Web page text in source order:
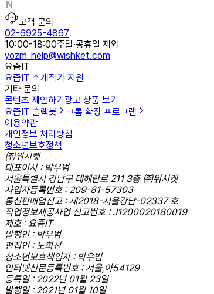
고객 문의
02-6925-4867
10:00-18:00주말·공휴일 제외
yozm_help@wishket.com
요즘IT
요즘IT 소개작가 지원
기타 문의
콘텐츠 제안하기 광고 상품 보기
요즘IT 슬랙봇
크롬 확장 프로그램
이용약관
개인정보 처리방침
청소년보호정책
㈜위시켓
대표이사 : 박우범
서울특별시 강남구 테헤란로 211 3층 ㈜위시켓
사업자등록번호 : 209-81-57303
통신판매업신고 : 제2018-서울강남-02337 호
직업정보제공사업 신고번호 : J1200020180019
제호 : 요즘IT
발행인 : 박우범
편집인 : 노희선
청소년보호책임자 : 박우범
인터넷신문등록번호 : 서울,아54129
등록일 : 2022년 01월 23일
발행일 : 2021년 01월 10일